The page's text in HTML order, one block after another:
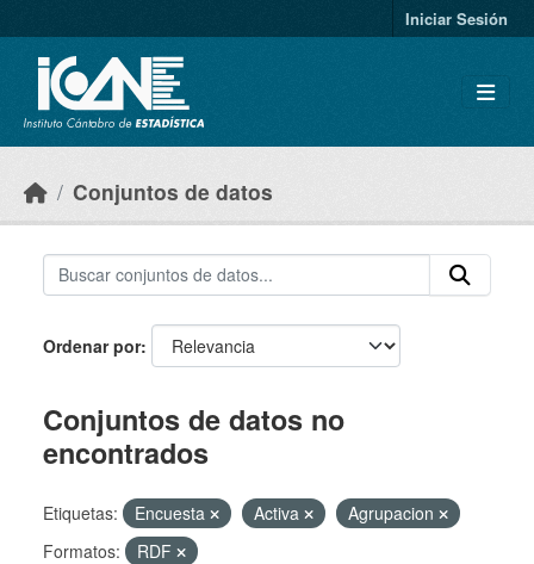
Iniciar Sesión
Conjuntos de datos
Ordenar por
Conjuntos de datos no
encontrados
Etiquetas: Encuesta Activa
Agrupacion
Formatos:
RDF